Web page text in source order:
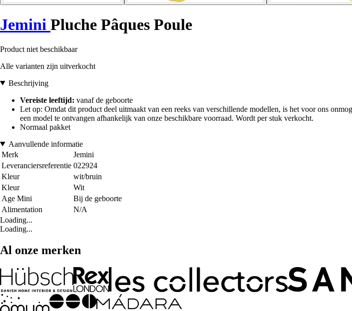
Jemini Pluche Pâques Poule
Product niet beschikbaar
Alle varianten zijn uitverkocht
Beschrijving
Vereiste leeftijd: vanaf de geboorte
Let op: Omdat dit product deel uitmaakt van een reeks van verschillende modellen, is het voor ons
een model te ontvangen afhankelijk van onze beschikbare voorraad. Wordt per stuk verkocht.
Normaal pakket
Aanvullende informatie
Merk
Jemini
Leveranciersreferentie 022924
Kleur
wit/bruin
Kleur
Wit
Age Mini
Bij de geboorte
Alimentation
N/A
Loading...
Loading...
Al onze merken